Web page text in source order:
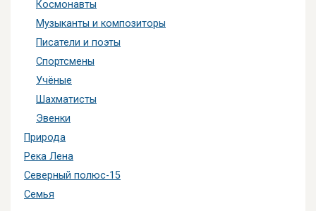
Космонавты
Музыканты и композиторы
Писатели и поэты
Спортсмены
Учёные
Шахматисты
Эвенки
Природа
Река Лена
Северный полюс-15
Семья